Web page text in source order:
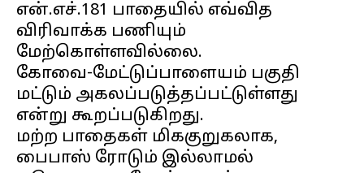
என்.எச்.181 பாதையில் எவ்வித
விரிவாக்க பணியும்
மேற்கொள்ளவில்லை.
கோவை-மேட்டுப்பாளையம் பகுதி
மட்டும் அகலப்படுத்தப்பட்டுள்ளது
என்று கூறப்படுகிறது.
மற்ற பாதைகள் மிககுறுகலாக,
பைபாஸ் ரோடும் இல்லாமல்